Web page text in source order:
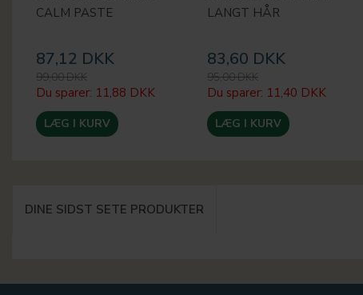
CALM PASTE
87,12 DKK
99,00 DKK
Du sparer: 11,88 DKK
LÆG I KURV
LANGT HÅR
83,60 DKK
95,00 DKK
Du sparer: 11,40 DKK
LÆG I KURV
DINE SIDST SETE PRODUKTER